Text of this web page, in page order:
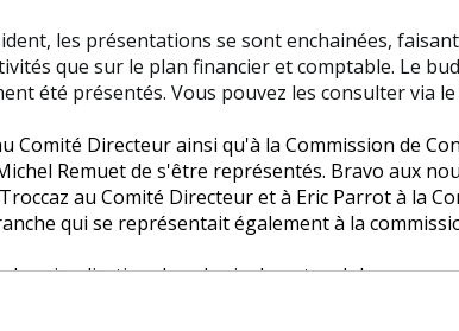
les présentations se sont enchainées,
que sur le plan financier et comptable. Le
été présentés. Vous pouvez les consulter via
Comité Directeur ainsi qu'à la Commission de
Remuet de s'être représentés. Bravo aux
au Comité Directeur et à Eric Parrot à la
qui se représentait également à la
leur implication dans la vie de notre club.